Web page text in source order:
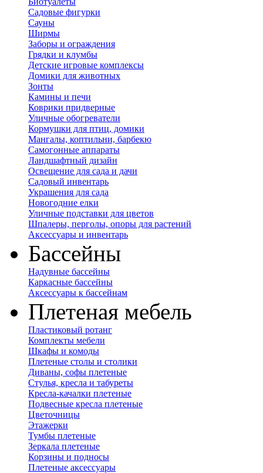
Садовые фигурки
Сауны
Ширмы
Заборы и ограждения
Грядки и клумбы
Детские игровые комплексы
Домики для животных
Зонты
Камины и печи
Коврики придверные
Уличные обогреватели
Кормушки для птиц, домики
Мангалы, коптильни, барбекю
Самогонные аппараты
Ландшафтный дизайн
Освещение для сада и дачи
Садовый инвентарь
Украшения для сада
Новогодние елки
Уличные подставки для цветов
Шпалеры, перголы, опоры для растений
Аксессуары и инвентарь
Бассейны
Надувные бассейны
Каркасные бассейны
Аксессуары к бассейнам
Плетеная мебель
Пластиковый ротанг
Комплекты мебели
Шкафы и комоды
Плетеные столы и столики
Диваны, софы плетеные
Стулья, кресла и табуреты
Кресла-качалки плетеные
Подвесные кресла плетеные
Цветочницы
Этажерки
Тумбы плетеные
Зеркала плетеные
Корзины и подносы
Плетеные аксессуары